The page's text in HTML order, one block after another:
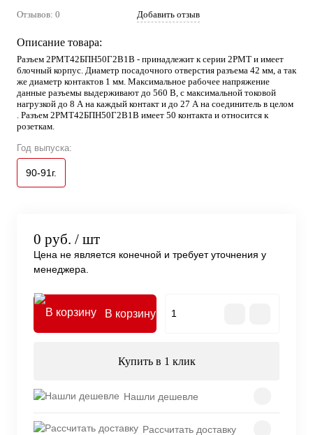
Отзывов: 0 Добавить отзыв
Описание товара:
Разъем 2РМТ42БПН50Г2В1В - принадлежит к серии 2РМТ и имеет
блочный корпус. Диаметр посадочного отверстия разъема 42 мм, а так
же диаметр контактов 1 мм. Максимальное рабочее напряжение
данные разъемы выдерживают до 560 В, с максимальной токовой
нагрузкой до 8 А на каждый контакт и до 27 А на соединитель в целом
. Разъем 2РМТ42БПН50Г2В1В имеет 50 контакта и относится к
розеткам.
Год выпуска:
90-91г.
0 руб. / шт
Цена не является конечной и требует уточнения у
менеджера.
В корзину
Купить в 1 клик
Нашли дешевле
Рассчитать доставку